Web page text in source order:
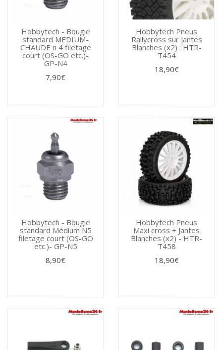
Hobbytech - Bougie
standard MEDIUM-
CHAUDE n 4 filetage
court (OS-GO etc.)-
GP-N4
7,90€
Hobbytech Pneus
Rallycross sur jantes
Blanches (x2) : HTR-
T454
18,90€
Hobbytech - Bougie
standard Médium N5
filetage court (OS-GO
etc.)- GP-N5
8,90€
Hobbytech Pneus
Maxi cross + Jantes
Blanches (x2) - HTR-
T458
18,90€